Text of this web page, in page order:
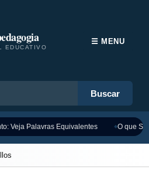
EDUCATIVO
Buscar
☰ MENU
Veja Palavras Equivalentes O que